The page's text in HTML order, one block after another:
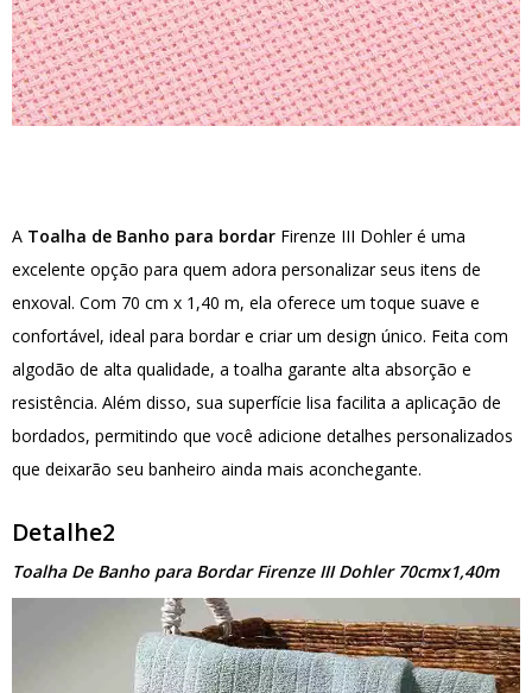
A Toalha de Banho para bordar Firenze III Dohler é uma
excelente opção para quem adora personalizar seus itens de
enxoval. Com 70 cm x 1,40 m, ela oferece um toque suave e
confortável, ideal para bordar e criar um design único. Feita com
algodão de alta qualidade, a toalha garante alta absorção e
resistência. Além disso, sua superfície lisa facilita a aplicação de
bordados, permitindo que você adicione detalhes personalizados
que deixarão seu banheiro ainda mais aconchegante.
Detalhe2
Toalha De Banho para Bordar Firenze III Dohler 70cmx1,40m